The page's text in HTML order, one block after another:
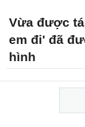
Vừa được
em đi' đã
hình